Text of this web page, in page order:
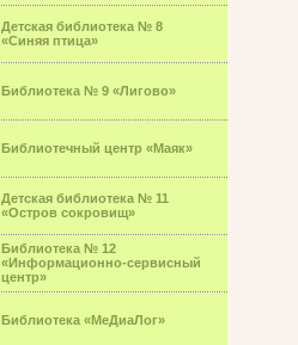
Детская библиотека № 8
«Синяя птица»
Библиотека № 9 «Лигово»
Библиотечный центр «Маяк»
Детская библиотека № 11
«Остров сокровищ»
Библиотека № 12
«Информационно-сервисный
центр»
Библиотека «МеДиаЛог»